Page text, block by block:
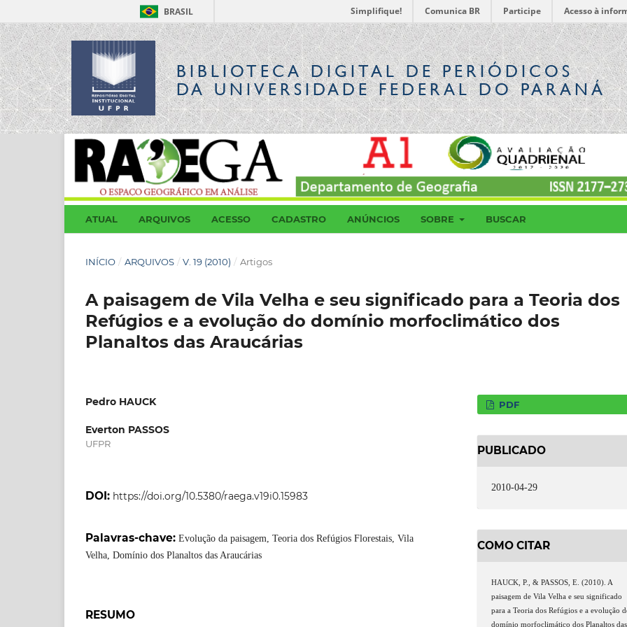
BRASIL Simplifique! Comunica BR Participe Acesso à
BIBLIOTECA DIGITALDE PERIÓDICOS
DA UNIVERSIDADE FEDERAL DO PARANÁ
ATUAL ARQUIVOS ACESSO CADASTRO ANÚNCIOS SOBRE BUSCAR
INÍCIO / ARQUIVOS / V. 19 (2010) / Artigos
A paisagem de Vila Velha e seu significado para a Teoria dos
Refúgios e a evolução do domínio morfoclimático dos
Planaltos das Araucárias
Pedro HAUCK
Everton PASSOS
UFPR
DOI: https://doi.org/10.5380/raega.v19i0.15983
Palavras-chave: Evolução da paisagem, Teoria dos Refúgios Florestais, Vila
Velha, Domínio dos Planaltos das Araucárias
RESUMO
PDF
PUBLICADO
2010-04-29
COMO CITAR
HAUCK, P., & PASSOS, E. (2010). A
paisagem de Vila Velha e seu significado
para a Teoria dos Refúgios e a evolução
domínio morfoclimático dos Planaltos das